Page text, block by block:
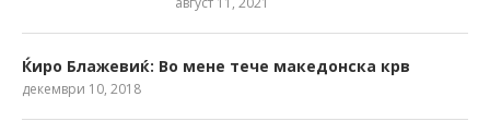
Ќиро Блажевиќ: Во мене тече македонска крв
декември 10, 2018